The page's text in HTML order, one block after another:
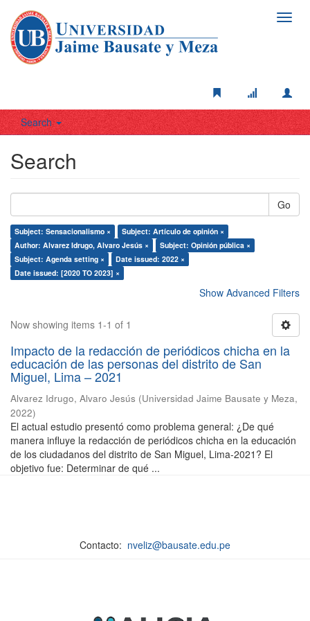
Search
Search
Go
Subject: Sensacionalismo ×
Subject: Artículo de opinión ×
Author: Alvarez Idrugo, Alvaro Jesús ×
Subject: Opinión pública ×
Subject: Agenda setting ×
Date issued: 2022 ×
Date issued: [2020 TO 2023] ×
Show Advanced Filters
Now showing items 1-1 of 1
Impacto de la redacción de periódicos chicha en la
educación de las personas del distrito de San
Miguel, Lima – 2021
Alvarez Idrugo, Alvaro Jesús (Universidad Jaime Bausate y Meza,
2022)
El actual estudio presentó como problema general: ¿De qué
manera influye la redacción de periódicos chicha en la educación
de los ciudadanos del distrito de San Miguel, Lima-2021? El
objetivo fue: Determinar de qué ...
Contacto: nveliz@bausate.edu.pe